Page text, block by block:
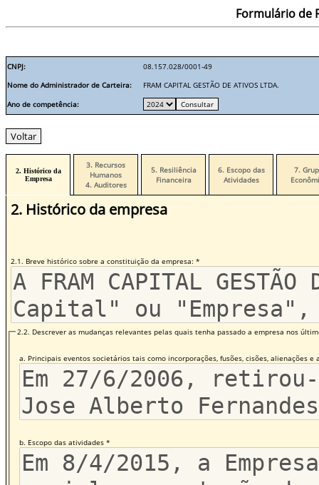
Formulário de
CNPJ:
08.157.028/0001-49
Nome do Administrador de Carteira:
FRAM CAPITAL GESTÃO DE ATIVOS LTDA.
Ano de competência:
2. Histórico da
Empresa
3. Recursos
Humanos
4. Auditores
5. Resiliência
Financeira
6. Escopo das
Atividades
7.
2. Histórico da empresa
2.1. Breve histórico sobre a constituição da empresa: *
2.2. Descrever as mudanças relevantes pelas quais tenha passado a empresa nos
a. Principais eventos societários tais como incorporações, fusões, cisões, alienações
b. Escopo das atividades *